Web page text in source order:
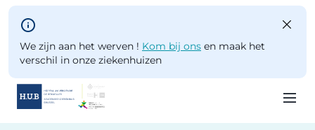
Skip to main content
We zijn aan het werven ! Kom bij ons en maak het
verschil in onze ziekenhuizen